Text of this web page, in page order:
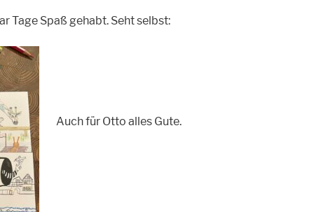
Tage Spaß gehabt. Seht selbst:
Auch für Otto alles Gute.